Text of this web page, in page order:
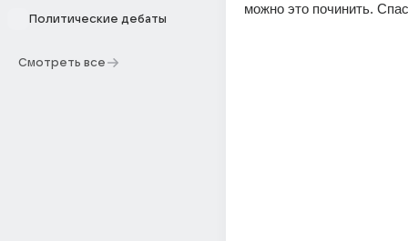
Политические дебаты
Смотреть все
можно это починить.